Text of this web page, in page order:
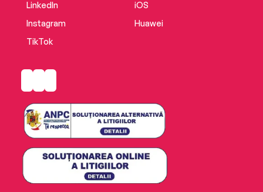
LinkedIn
Instagram
TikTok
iOS
Huawei